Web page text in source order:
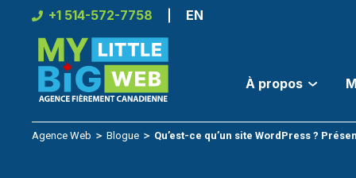
+1 514-572-7758 EN
À propos
Agence Web ＞ Blogue ＞ Qu’est-ce qu’un site WordPress ?